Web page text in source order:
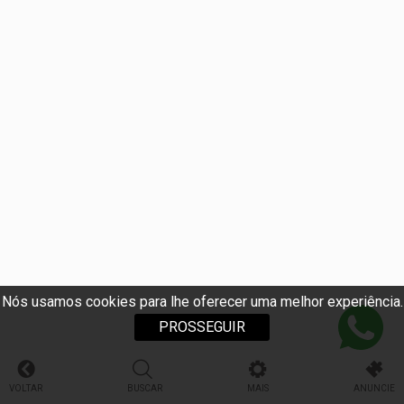
Nós usamos cookies para lhe oferecer uma melhor experiência.
PROSSEGUIR
VOLTAR BUSCAR MAIS ANUNCIE